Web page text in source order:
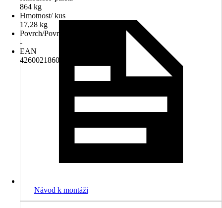
864 kg
Hmotnost/ kus
17,28 kg
Povrch/Povrchová úprava
-
EAN
4260021860502
Návod k montáži